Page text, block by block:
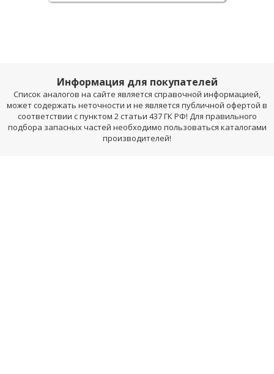
Информация для покупателей
Список аналогов на сайте является справочной информацией,
может содержать неточности и не является публичной офертой в
соответствии с пунктом 2 статьи 437 ГК РФ! Для правильного
подбора запасных частей необходимо пользоваться каталогами
производителей!